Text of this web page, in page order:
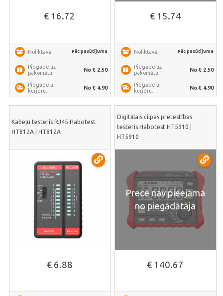
€ 16.72
Noliktavā: Pēc pasūtījuma
Piegāde uz
pakomātu:
No € 2.50
Piegāde ar
kurjeru:
No € 4.90
€ 15.74
Noliktavā: Pēc pasūtījuma
Piegāde uz
pakomātu:
No € 2.50
Piegāde ar
kurjeru:
No € 4.90
Kabeļu testeris RJ45 Habotest
HT812A | HT812A
€ 6.88
Digitālais cilpas pretestības
testeris Habotest HT5910 |
HT5910
Prece nav pieejama
no piegādātāja
€ 140.67